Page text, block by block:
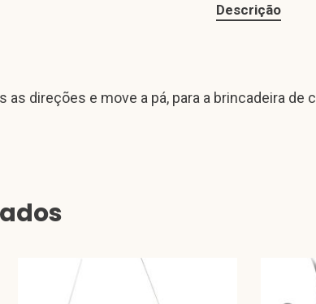
Descrição
as direções e move a pá, para a brincadeira